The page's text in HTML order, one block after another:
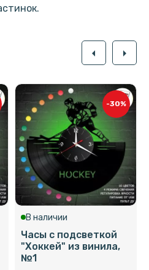
arrow_left arrow_right
-30%
В наличии
Часы с подсветкой
"Хоккей" из винила,
№1